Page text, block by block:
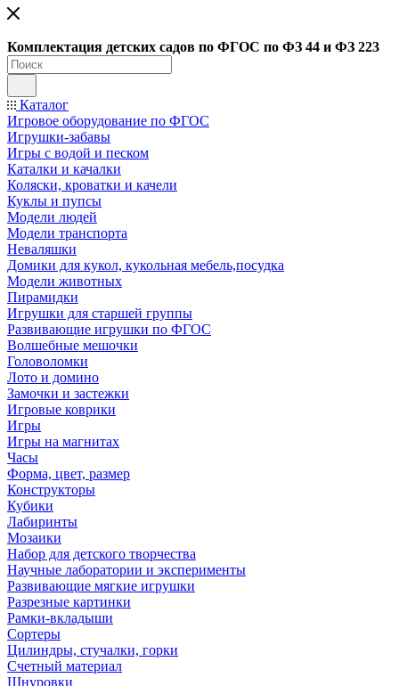
Комплектация детских садов по ФГОC по ФЗ 44 и ФЗ 223
Каталог
Игровое оборудование по ФГОС
Игрушки-забавы
Игры с водой и песком
Каталки и качалки
Коляски, кроватки и качели
Куклы и пупсы
Модели людей
Модели транспорта
Неваляшки
Домики для кукол, кукольная мебель,посудка
Модели животных
Пирамидки
Игрушки для старшей группы
Развивающие игрушки по ФГОС
Волшебные мешочки
Головоломки
Лото и домино
Замочки и застежки
Игровые коврики
Игры
Игры на магнитах
Часы
Форма, цвет, размер
Конструкторы
Кубики
Лабиринты
Мозаики
Набор для детского творчества
Научные лаборатории и эксперименты
Развивающие мягкие игрушки
Разрезные картинки
Рамки-вкладыши
Сортеры
Цилиндры, стучалки, горки
Счетный материал
Шнуровки